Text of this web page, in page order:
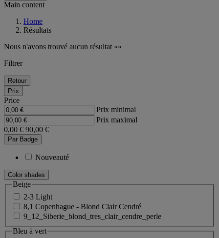
Main content
Home
Résultats
Nous n'avons trouvé aucun résultat
Filtrer
Retour
Prix
Price
Prix minimal
Prix maximal
0,00 € 90,00 €
Par Badge
Nouveauté
Color shades
Beige
2-3 Light
8,1 Copenhague - Blond Clair Cendré
9_12_Siberie_blond_tres_clair_cendre_perle
Bleu à vert